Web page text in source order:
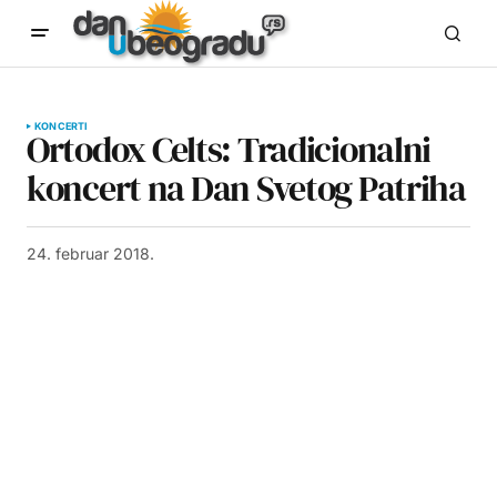
KONCERTI
Ortodox Celts: Tradicionalni
koncert na Dan Svetog Patriha
24. februar 2018.